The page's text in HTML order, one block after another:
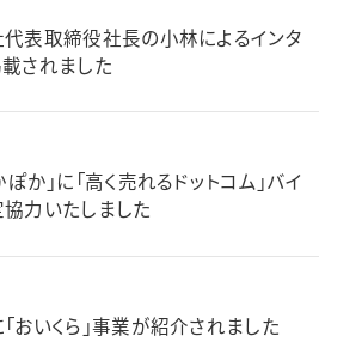
表取締役社長の小林によるインタ
されました
か」に「高く売れるドットコム」バイ
力いたしました
おいくら」事業が紹介されました